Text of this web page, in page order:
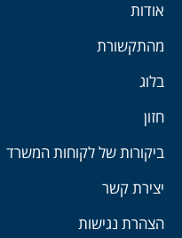
אודות
מהתקשורת
בלוג
חזון
ביקורות של לקוחות המשרד
יצירת קשר
הצהרת נגישות